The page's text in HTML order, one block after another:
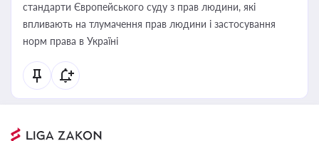
стандарти Європейського суду з прав людини, які
впливають на тлумачення прав людини і застосування
норм права в Україні